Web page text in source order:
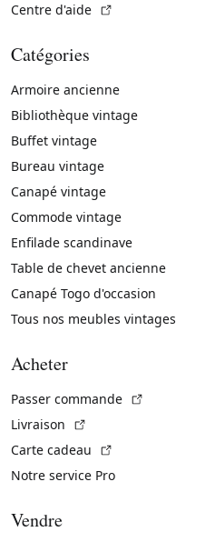
Centre d'aide
Catégories
Armoire ancienne
Bibliothèque vintage
Buffet vintage
Bureau vintage
Canapé vintage
Commode vintage
Enfilade scandinave
Table de chevet ancienne
Canapé Togo d'occasion
Tous nos meubles vintages
Acheter
Passer commande
Livraison
Carte cadeau
Notre service Pro
Vendre